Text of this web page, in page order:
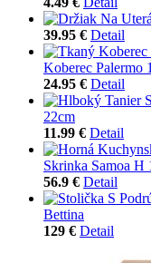
39.95 € Detail
Koberec Palermo
24.95 € Detail
22cm
11.99 € Detail
Skrinka Samoa H
56.9 € Detail
Bettina
129 € Detail